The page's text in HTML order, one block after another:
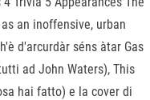
an inoffensive, urban
d'arcurdàr séns àtar Gas
ad John Waters), This
hai fatto) e la cover di